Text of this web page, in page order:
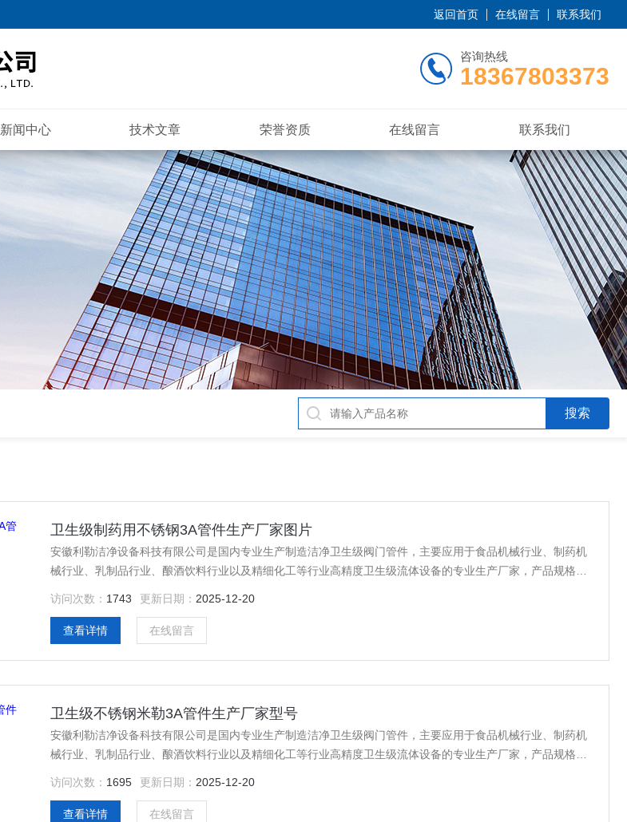
返回首页 在线留言 联系我们
咨询热线
18367803373
新闻中心 技术文章 荣誉资质 在线留言 联系我们
卫生级制药用不锈钢3A管件生产厂家图片
安徽利勒洁净设备科技有限公司是国内专业生产制造洁净卫生级阀门管件，主要应用于食品机械行业、制药机
械行业、乳制品行业、酿酒饮料行业以及精细化工等行业高精度卫生级流体设备的专业生产厂家，产品规格齐
访问次数： 1743 更新日期： 2025-12-20
查看详情 在线留言
卫生级不锈钢米勒3A管件生产厂家型号
安徽利勒洁净设备科技有限公司是国内专业生产制造洁净卫生级阀门管件，主要应用于食品机械行业、制药机
械行业、乳制品行业、酿酒饮料行业以及精细化工等行业高精度卫生级流体设备的专业生产厂家，产品规格齐
访问次数： 1695 更新日期： 2025-12-20
查看详情 在线留言